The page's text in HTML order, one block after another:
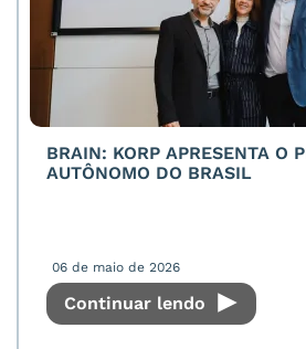
BRAIN: KORP APRESENTA O
AUTÔNOMO DO BRASIL
06 de maio de 2026
Continuar lendo